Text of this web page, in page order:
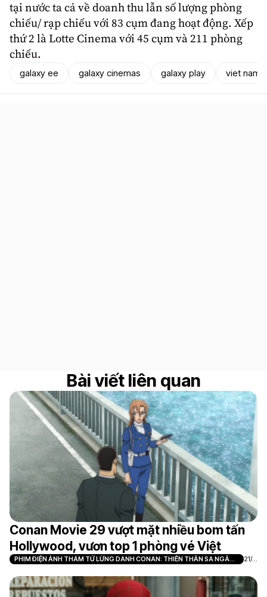
tại nước ta cả về doanh thu lẫn số lượng phòng
chiếu/ rạp chiếu với 83 cụm đang hoạt động. Xếp
thứ 2 là Lotte Cinema với 45 cụm và 211 phòng
chiếu.
galaxy ee galaxy cinemas galaxy play viet nam
Bài viết liên quan
Conan Movie 29 vượt mặt nhiều bom tấn
Hollywood, vươn top 1 phòng vé Việt
PHIM ĐIỆN ẢNH THÁM TỬ LỪNG DANH CONAN: THIÊN THẦN SA NGÃ
TRÊN XA LỘ
21/0